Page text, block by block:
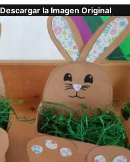
Descargar la Imagen Original